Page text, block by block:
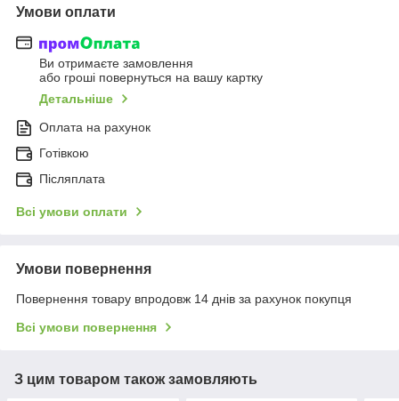
Умови оплати
Ви отримаєте замовлення
або гроші повернуться на вашу картку
Детальніше
Оплата на рахунок
Готівкою
Післяплата
Всі умови оплати
Умови повернення
Повернення товару впродовж 14 днів за рахунок покупця
Всі умови повернення
З цим товаром також замовляють